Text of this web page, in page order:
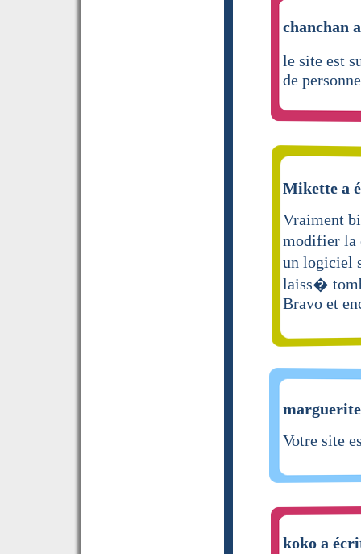
chanchan
le site est
de
Mikette a
Vraiment
modifier la
un logiciel
laiss�
Bravo et
Votre site
koko a